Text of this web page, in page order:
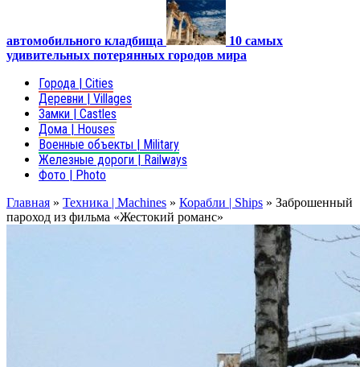
автомобильного кладбища
10 самых
удивительных потерянных городов мира
Города | Cities
Деревни | Villages
Замки | Castles
Дома | Houses
Военные объекты | Military
Железные дороги | Railways
Фото | Photo
Главная » Техника | Machines » Корабли | Ships » Заброшенный
пароход из фильма «Жестокий романс»